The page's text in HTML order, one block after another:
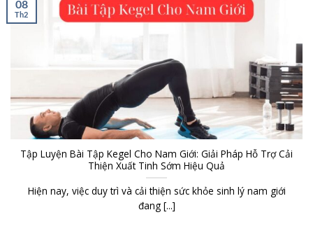
Tập Luyện Bài Tập Kegel Cho Nam Giới: Giải Pháp Hỗ Trợ Cải
Thiện Xuất Tinh Sớm Hiệu Quả
Hiện nay, việc duy trì và cải thiện sức khỏe sinh lý nam giới
đang [...]
08
Th2